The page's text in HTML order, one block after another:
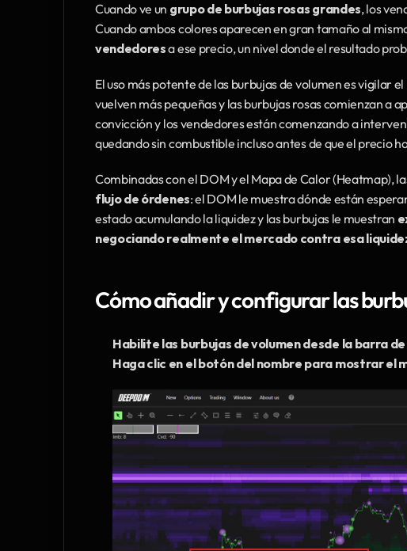
Cuando ve un grupo de burbujas rosas grandes, los
Cuando ambos colores aparecen en gran tamaño al
vendedores a ese precio, un nivel donde el resultado
El uso más potente de las burbujas de volumen es vigilar el
vuelven más pequeñas y las burbujas rosas comienzan a
convicción y los vendedores están comenzando a
quedando sin combustible incluso antes de que el precio
Combinadas con el DOM y el Mapa de Calor (Heatmap),
flujo de órdenes: el DOM le muestra dónde están
estado acumulando la liquidez y las burbujas le muestran
negociando realmente el mercado contra esa
Cómo añadir y configurar las
Habilite las burbujas de volumen desde la barra
Haga clic en el botón del nombre para mostrar el